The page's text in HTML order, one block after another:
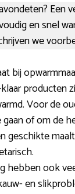
en snel
we
bij
Voor de
of om de
geschikte
ook
en